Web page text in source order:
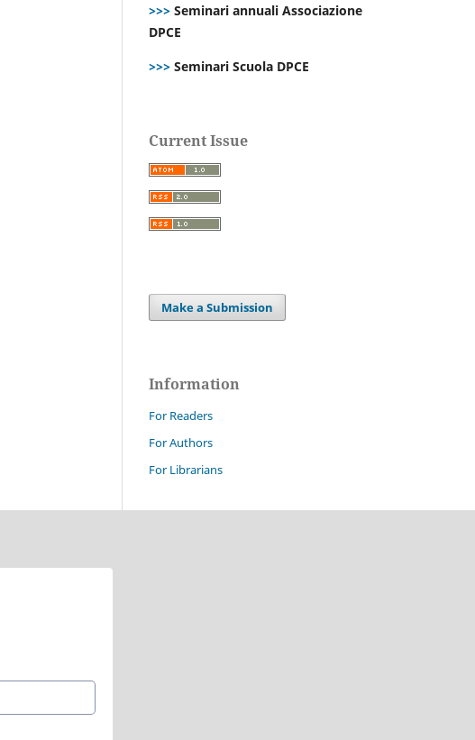
>>> Seminari annuali Associazione
DPCE
>>> Seminari Scuola DPCE
Current Issue
Make a Submission
Information
For Readers
For Authors
For Librarians